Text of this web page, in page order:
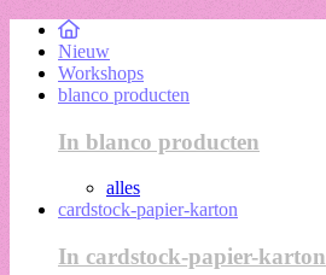
Nieuw
Workshops
blanco producten
In blanco producten
alles
cardstock-papier-karton
In cardstock-papier-karton